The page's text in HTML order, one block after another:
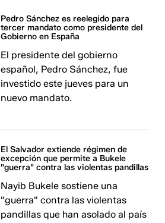
Pedro Sánchez es reelegido para
tercer mandato como presidente del
Gobierno en España
El presidente del gobierno
español, Pedro Sánchez, fue
investido este jueves para un
nuevo mandato.
El Salvador extiende régimen de
excepción que permite a Bukele
"guerra" contra las violentas pandillas
Nayib Bukele sostiene una
"guerra" contra las violentas
pandillas que han asolado al país